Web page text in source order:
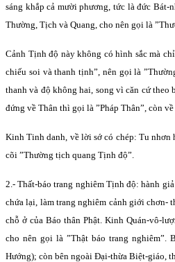
sáng khắp cả mười phương, tức là đức Bát-
Thường, Tịch và Quang, cho nên gọi là
Cảnh Tịnh độ này không có hình sắc mà
chiếu soi và thanh tịnh”, nên gọi là
thanh và độ không hai, song vì căn cứ theo
đứng về Thân thì gọi là ”Pháp Thân”, còn
Kinh Tinh danh, về lời sớ có chép: Tu nhơn
cõi ”Thường tịch quang Tịnh độ”.
2.- Thất-báo trang nghiêm Tịnh độ: hành
chứa lại, làm trang nghiêm cảnh giới chơn-
chỗ ở của Báo thân Phật. Kinh Quán-vô-
cho nên gọi là ”Thật báo trang nghiêm”.
Hướng); còn bên ngoài Ðại-thừa Biệt-giáo,